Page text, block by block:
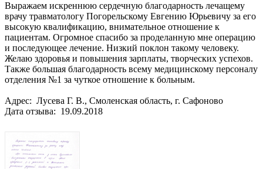
Выражаем искреннюю сердечную благодарность лечащему
врачу травматологу Погорельскому Евгению Юрьевичу за его
высокую квалификацию, внимательное отношение к
пациентам. Огромное спасибо за проделанную мне операцию
и последующее лечение. Низкий поклон такому человеку.
Желаю здоровья и повышения зарплаты, творческих успехов.
Также большая благодарность всему медицинскому персоналу
отделения №1 за чуткое отношение к больным.
Адрес: Лусева Г. В., Смоленская область, г. Сафоново
Дата отзыва: 19.09.2018